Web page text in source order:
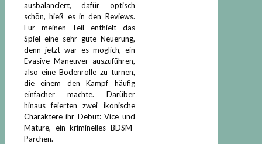
ausbalanciert, dafür optisch
schön, hieß es in den Reviews.
Für meinen Teil enthielt das
Spiel eine sehr gute Neuerung,
denn jetzt war es möglich, ein
Evasive Maneuver auszuführen,
also eine Bodenrolle zu turnen,
die einem den Kampf häufig
einfacher machte. Darüber
hinaus feierten zwei ikonische
Charaktere ihr Debut: Vice und
Mature, ein kriminelles BDSM-
Pärchen.